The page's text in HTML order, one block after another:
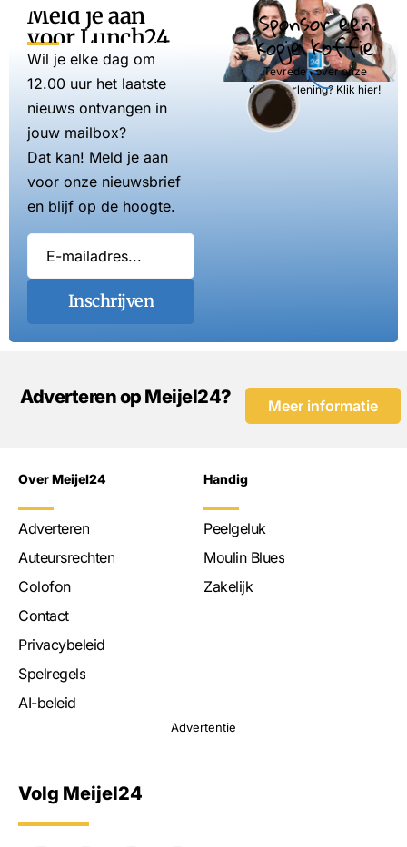
Meld je aan
voor Lunch24
Wil je elke dag om
12.00 uur het laatste
nieuws ontvangen in
jouw mailbox?
Dat kan! Meld je aan
voor onze nieuwsbrief
en blijf op de hoogte.
Inschrijven
Sponsor een
kopje koffie
Tevreden over onze
dienstverlening? Klik hier!
Adverteren op Meijel24? Meer informatie
Over Meijel24
Adverteren
Auteursrechten
Colofon
Contact
Privacybeleid
Spelregels
AI-beleid
Handig
Peelgeluk
Moulin Blues
Zakelijk
Advertentie
Volg Meijel24